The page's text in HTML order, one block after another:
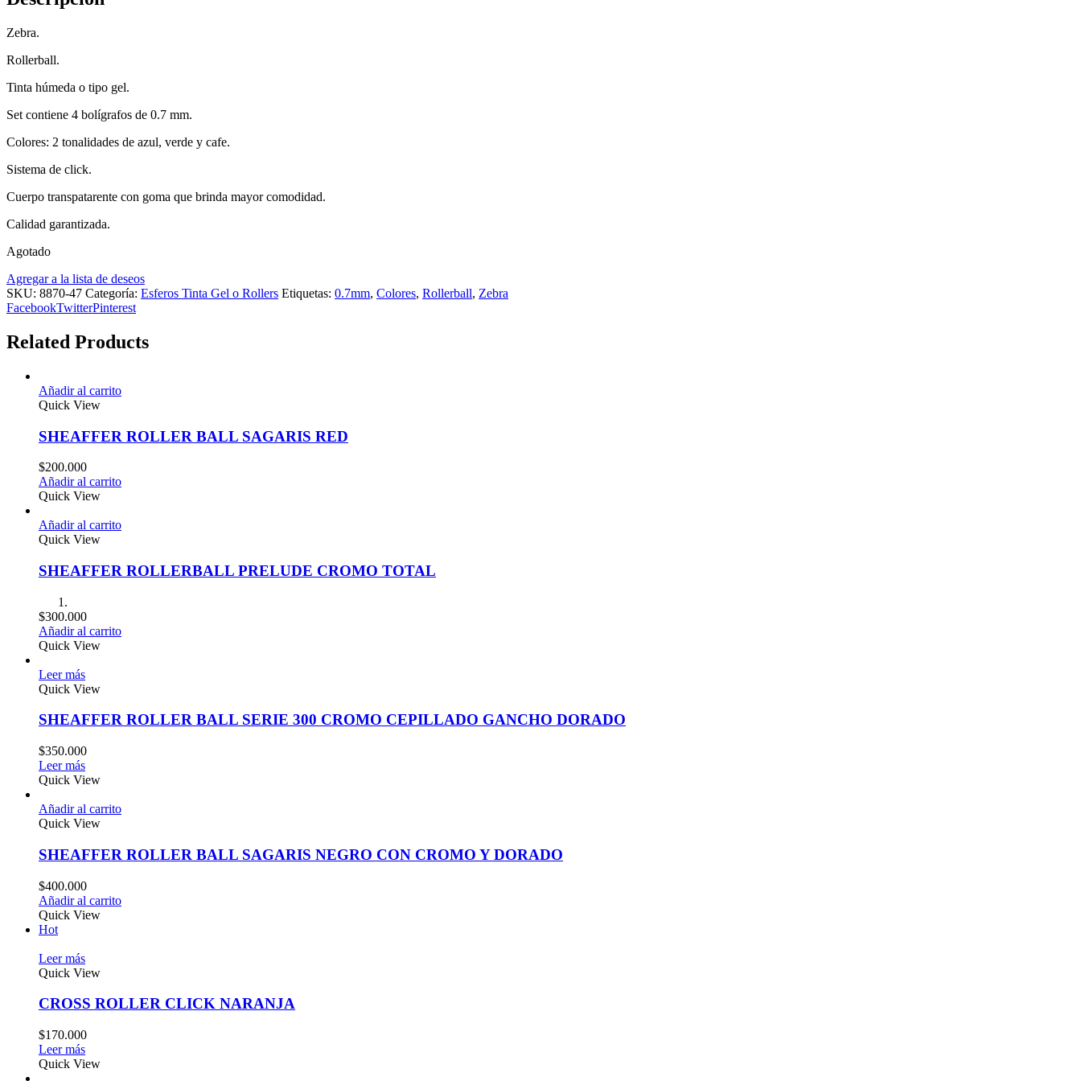
Zebra.
Rollerball.
Tinta húmeda o tipo gel.
Set contiene 4 bolígrafos de 0.7 mm.
Colores: 2 tonalidades de azul, verde y cafe.
Sistema de click.
Cuerpo transpatarente con goma que brinda mayor comodidad.
Calidad garantizada.
Agotado
Agregar a la lista de deseos
SKU: 8870-47 Categoría: Esferos Tinta Gel o Rollers Etiquetas: 0.7mm, Colores, Rollerball, Zebra
FacebookTwitterPinterest
Related Products
Añadir al carrito
Quick View
SHEAFFER ROLLER BALL SAGARIS RED
$200.000
Añadir al carrito
Quick View
Añadir al carrito
Quick View
SHEAFFER ROLLERBALL PRELUDE CROMO TOTAL
$300.000
Añadir al carrito
Quick View
Leer más
Quick View
SHEAFFER ROLLER BALL SERIE 300 CROMO CEPILLADO GANCHO DORADO
$350.000
Leer más
Quick View
Añadir al carrito
Quick View
SHEAFFER ROLLER BALL SAGARIS NEGRO CON CROMO Y DORADO
$400.000
Añadir al carrito
Quick View
Hot
Leer más
Quick View
CROSS ROLLER CLICK NARANJA
$170.000
Leer más
Quick View